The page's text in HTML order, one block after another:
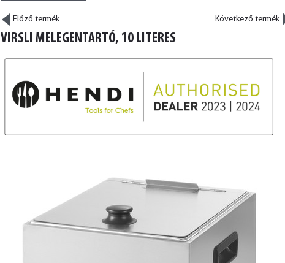
Előző termék Következő termék
VIRSLI MELEGENTARTÓ, 10 LITERES